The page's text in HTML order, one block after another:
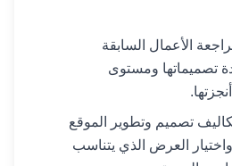
الأعمال السابقة
تصميماتها ومستوى
تصميم وتطوير الموقع
العرض الذي يتناسب